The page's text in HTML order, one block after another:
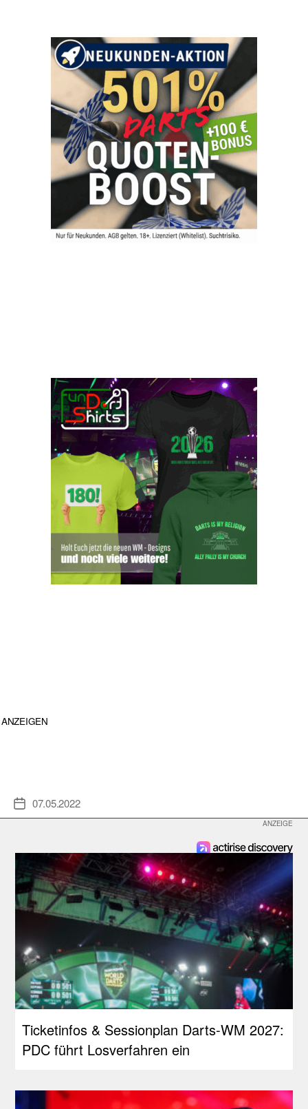
ANZEIGEN
Veröffentlichungsdatum
07.05.2022
Ticketinfos & Sessionplan Darts-WM 2027:
PDC führt Losverfahren ein